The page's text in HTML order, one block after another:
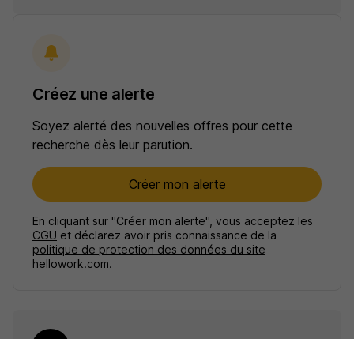
Créez une alerte
Soyez alerté des nouvelles offres pour cette
recherche dès leur parution.
Créer mon alerte
En cliquant sur "Créer mon alerte", vous acceptez les
CGU et déclarez avoir pris connaissance de la
politique de protection des données du site
hellowork.com.